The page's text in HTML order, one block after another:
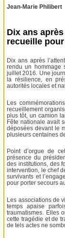
Jean-Marie Philibert
Dix ans
recueille
Dix ans après
rendu un hommage
juillet 2016. Une
la résilience, en
autorités locales et
Les
recueillement
plus tôt, un camion
Fête nationale avait
déposées devant le
plusieurs centaines
Point d’orgue de
présence du
des institutions, des
intervention, le chef
survivants et
pour porter secours
Les associations de
temps apaise
traumatismes. Elles
cette tragédie et de
de tels actes ne